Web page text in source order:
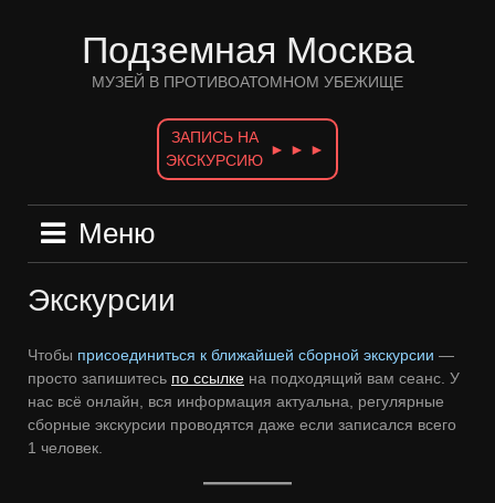
Подземная Москва
МУЗЕЙ В ПРОТИВОАТОМНОМ УБЕЖИЩЕ
ЗАПИСЬ НА
ЭКСКУРСИЮ
► ► ►
Меню
Экскурсии
Чтобы присоединиться к ближайшей сборной экскурсии —
просто запишитесь по ссылке на подходящий вам сеанс. У
нас всё онлайн, вся информация актуальна, регулярные
сборные экскурсии проводятся даже если записался всего
1 человек.